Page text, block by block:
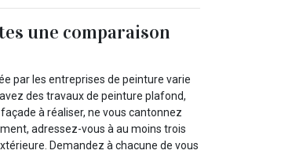
une comparaison
par les entreprises de peinture varie
des travaux de peinture plafond,
à réaliser, ne vous cantonnez
adressez-vous à au moins trois
Demandez à chacune de vous